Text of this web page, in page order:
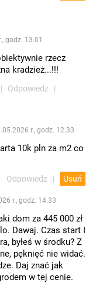
godz. 13.01
rzecz
kradzież...!!!
Odpowiedz
r., godz. 12.33
10k pln za m2 co
Odpowiedz
Usuń
r., godz. 14.33
dom za 445 000 zł
Dawaj. Czas start I
byłeś w środku? Z
pęknięć nie widać.
Daj znać jak
w tej cenie.